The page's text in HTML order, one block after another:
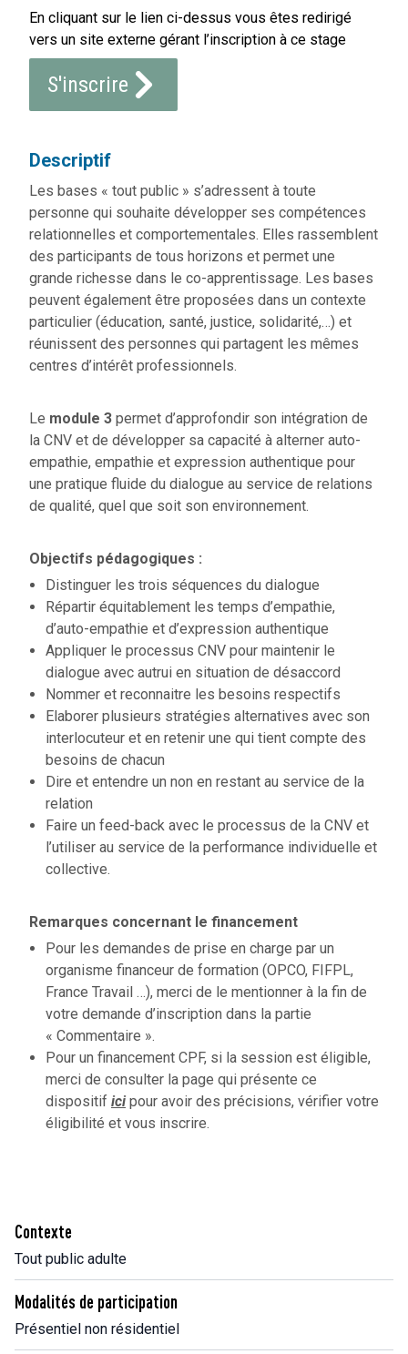
Contexte
Tout public adulte
Modalités de participation
Présentiel non résidentiel
En cliquant sur le lien ci-dessus vous êtes redirigé
vers un site externe gérant l’inscription à ce stage
S'inscrire
Descriptif
Les bases « tout public » s’adressent à toute
personne qui souhaite développer ses compétences
relationnelles et comportementales. Elles rassemblent
des participants de tous horizons et permet une
grande richesse dans le co-apprentissage. Les bases
peuvent également être proposées dans un contexte
particulier (éducation, santé, justice, solidarité,…) et
réunissent des personnes qui partagent les mêmes
centres d’intérêt professionnels.
Le module 3 permet d’approfondir son intégration de
la CNV et de développer sa capacité à alterner auto-
empathie, empathie et expression authentique pour
une pratique fluide du dialogue au service de relations
de qualité, quel que soit son environnement.
Objectifs pédagogiques :
Distinguer les trois séquences du dialogue
Répartir équitablement les temps d’empathie,
d’auto-empathie et d’expression authentique
Appliquer le processus CNV pour maintenir le
dialogue avec autrui en situation de désaccord
Nommer et reconnaitre les besoins respectifs
Elaborer plusieurs stratégies alternatives avec son
interlocuteur et en retenir une qui tient compte des
besoins de chacun
Dire et entendre un non en restant au service de la
relation
Faire un feed-back avec le processus de la CNV et
l’utiliser au service de la performance individuelle et
collective.
Remarques concernant le financement
Pour les demandes de prise en charge par un
organisme financeur de formation (OPCO, FIFPL,
France Travail …), merci de le mentionner à la fin de
votre demande d’inscription dans la partie
« Commentaire ».
Pour un financement CPF, si la session est éligible,
merci de consulter la page qui présente ce
dispositif icipour avoir des précisions, vérifier votre
éligibilité et vous inscrire.